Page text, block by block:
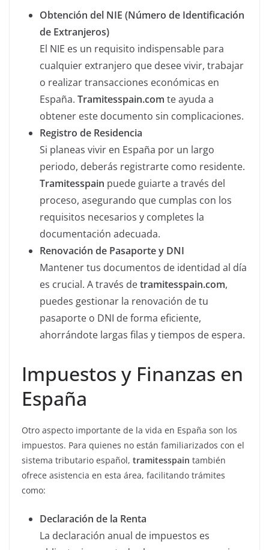
Obtención del NIE (Número de Identificación
de Extranjeros)
El NIE es un requisito indispensable para
cualquier extranjero que desee vivir, trabajar
o realizar transacciones económicas en
España. Tramitesspain.com te ayuda a
obtener este documento sin complicaciones.
Registro de Residencia
Si planeas vivir en España por un largo
periodo, deberás registrarte como residente.
Tramitesspain puede guiarte a través del
proceso, asegurando que cumplas con los
requisitos necesarios y completes la
documentación adecuada.
Renovación de Pasaporte y DNI
Mantener tus documentos de identidad al día
es crucial. A través detramitesspain.com,
puedes gestionar la renovación de tu
pasaporte o DNI de forma eficiente,
ahorrándote largas filas y tiempos de espera.
Impuestos y Finanzas en
España
Otro aspecto importante de la vida en España son los
impuestos. Para quienes no están familiarizados con el
sistema tributario español, tramitesspain también
ofrece asistencia en esta área, facilitando trámites
como:
Declaración de la Renta
La declaración anual de impuestos es